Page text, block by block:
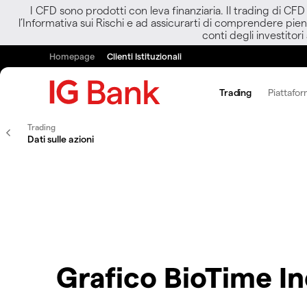
I CFD sono prodotti con leva finanziaria. Il trading di
l’Informativa sui Rischi e ad assicurarti di comprendere
conti degli investitori
Homepage Clienti Istituzionali
Trading
Trading
Dati sulle azioni
Grafico BioTime